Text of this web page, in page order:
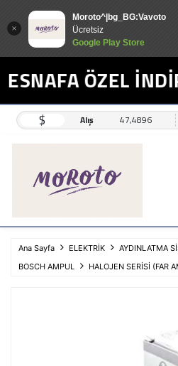
Moroto^|bg_BG:Vavoto
Ücretsiz
Google Play Store
ÖZEL
$ Alış 47,4896
Ana Sayfa ELEKTRİK AYDINLATMA
BOSCH AMPUL
HALOJEN SERİSİ (FAR